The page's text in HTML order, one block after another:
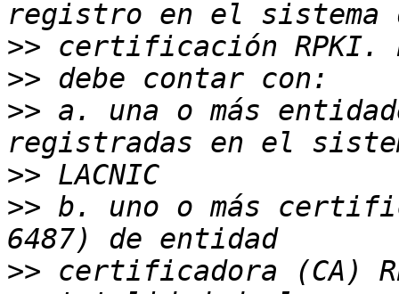
>>
>>
>> a. una o más
>>
>> b. uno o más
>>